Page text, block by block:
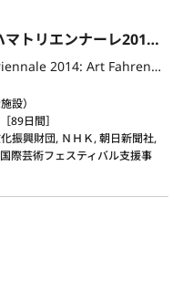
ヨコハマトリエンナーレ: ヨコハマトリエンナーレ2014: 華氏451の芸術：世界の中心には忘却の海がある
Yokohama Triennale: Yokohama Triennale 2014: Art Fahrenheit 451: Sailing into the sea of oblivion
設）
89日間］
振興財団, ＮＨＫ, 朝日新聞社,
際芸術フェスティバル支援事